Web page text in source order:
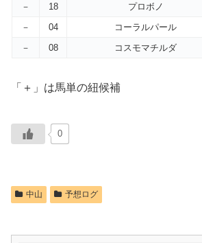
－
18 プロボノ
－
04 コーラルパール
－
08 コスモマチルダ
「＋」は馬単の紐候補
0
中山 予想ログ